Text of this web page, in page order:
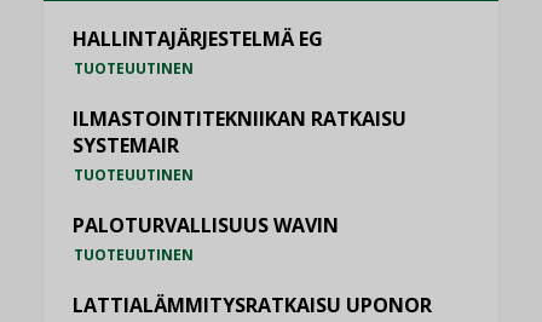
HALLINTAJÄRJESTELMÄ EG
TUOTEUUTINEN
ILMASTOINTITEKNIIKAN RATKAISU
SYSTEMAIR
TUOTEUUTINEN
PALOTURVALLISUUS WAVIN
TUOTEUUTINEN
LATTIALÄMMITYSRATKAISU UPONOR